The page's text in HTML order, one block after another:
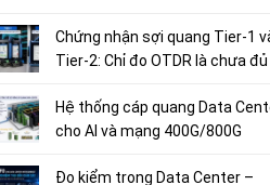
Chứng nhận sợi quang Tier-1
Tier-2: Chỉ đo OTDR là chưa đủ
Hệ thống cáp quang Data
cho AI và mạng 400G/800G
Đo kiểm trong Data Center –